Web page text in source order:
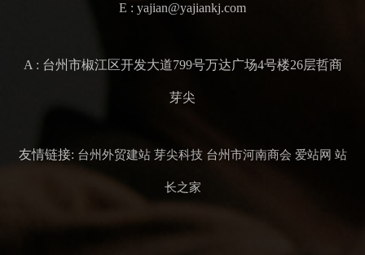
E : yajian@yajiankj.com
A : 台州市椒江区开发大道799号万达广场4号楼26层哲商
芽尖
友情链接: 台州外贸建站 芽尖科技 台州市河南商会 爱站网 站
长之家